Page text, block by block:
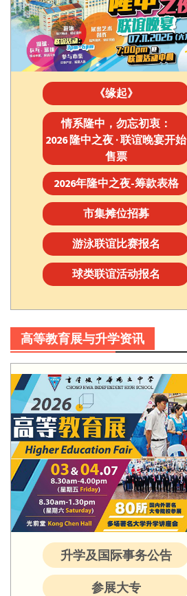
《缘起》
情系隆中，勿忘初衷：
2026 隆中之夜 · 联谊晚宴开始
售票
2026年隆中之夜-筹款表格
市集摊位招募
游泳联谊比赛报名
球类联谊活动报名
高等教育展与升学资讯
升学及国际事务公告
参展大专